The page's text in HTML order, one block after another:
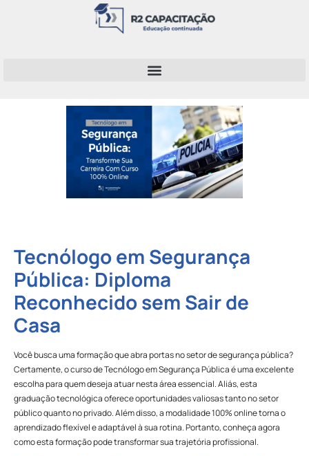
Tecnólogo em Segurança
Pública: Diploma
Reconhecido sem Sair de
Casa
Você busca uma formação que abra portas no setor de segurança pública?
Certamente, o curso de Tecnólogo em Segurança Pública é uma excelente
escolha para quem deseja atuar nesta área essencial. Aliás, esta
graduação tecnológica oferece oportunidades valiosas tanto no setor
público quanto no privado. Além disso, a modalidade 100% online torna o
aprendizado flexível e adaptável à sua rotina. Portanto, conheça agora
como esta formação pode transformar sua trajetória profissional.